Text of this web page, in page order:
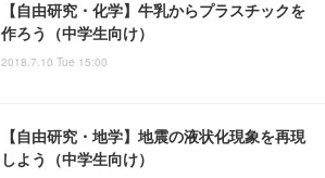
【自由研究・化学】牛乳からプラスチックを
作ろう（中学生向け）
2018.7.10 Tue 15:00
【自由研究・地学】地震の液状化現象を再現
しよう（中学生向け）